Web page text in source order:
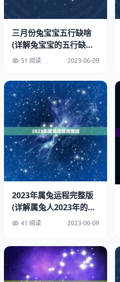
的女孩也不例外。她们往往有
创造出各种神秘色彩的艺术作
被外界的影响所感染，需要时
2.睿智、敏感和善良
有善良和温柔的一面。她们能
系，也能够感受到他人的情感
人、善解人意的好朋友和好伴侣
二、学业事业
1.善于发现机会
3月初3出生的女孩在学业和事
的机遇和挑战。她们善于发现
竞争环境中脱颖而出。她们也
在各种领域中展现自己的才华。
2.面对挑战需要勇气和智慧
命运并非一帆风顺，3月初3出
三月份兔宝宝五行缺啥
(详解兔宝宝的五行缺失
及调节方法)
51 阅读 2023-06-09
2023年属兔运程完整版
(详解属兔人2023年的运
势)41 阅读 2023-06-09